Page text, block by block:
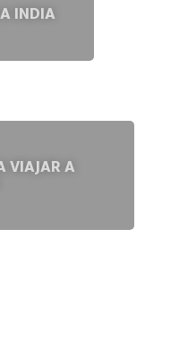
INDIA
VIAJAR A